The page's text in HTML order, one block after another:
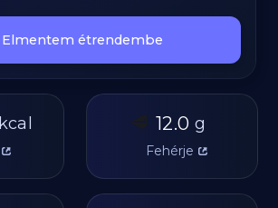
Elmentem étrendembe
kcal 🥩 12.0 g
Fehérje